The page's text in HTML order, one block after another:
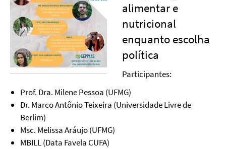
alimentar e
nutricional
enquanto escolha
política
Participantes:
Prof. Dra. Milene Pessoa (UFMG)
Dr. Marco Antônio Teixeira (Universidade Livre de
Berlim)
Msc. Melissa Aráujo (UFMG)
MBILL (Data Favela CUFA)